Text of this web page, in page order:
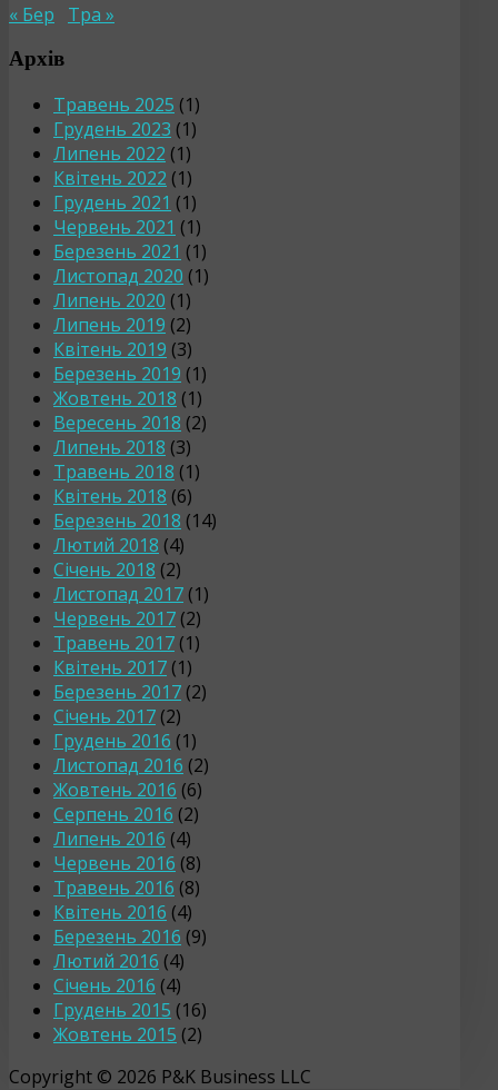
« Бер
Тра »
Архів
Травень 2025 (1)
Грудень 2023 (1)
Липень 2022 (1)
Квітень 2022 (1)
Грудень 2021 (1)
Червень 2021 (1)
Березень 2021 (1)
Листопад 2020 (1)
Липень 2020 (1)
Липень 2019 (2)
Квітень 2019 (3)
Березень 2019 (1)
Жовтень 2018 (1)
Вересень 2018 (2)
Липень 2018 (3)
Травень 2018 (1)
Квітень 2018 (6)
Березень 2018 (14)
Лютий 2018 (4)
Січень 2018 (2)
Листопад 2017 (1)
Червень 2017 (2)
Травень 2017 (1)
Квітень 2017 (1)
Березень 2017 (2)
Січень 2017 (2)
Грудень 2016 (1)
Листопад 2016 (2)
Жовтень 2016 (6)
Серпень 2016 (2)
Липень 2016 (4)
Червень 2016 (8)
Травень 2016 (8)
Квітень 2016 (4)
Березень 2016 (9)
Лютий 2016 (4)
Січень 2016 (4)
Грудень 2015 (16)
Жовтень 2015 (2)
Copyright © 2026 P&K Business LLC